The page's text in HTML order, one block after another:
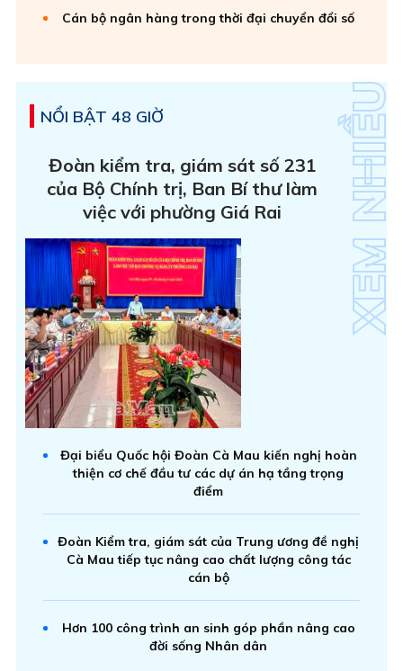
Cán bộ ngân hàng trong thời đại chuyển đổi số
NỔI BẬT 48 GIỜ
Đoàn kiểm tra, giám sát số 231
của Bộ Chính trị, Ban Bí thư làm
việc với phường Giá Rai
Đại biểu Quốc hội Đoàn Cà Mau kiến nghị hoàn
thiện cơ chế đầu tư các dự án hạ tầng trọng
điểm
Đoàn Kiểm tra, giám sát của Trung ương đề nghị
Cà Mau tiếp tục nâng cao chất lượng công tác
cán bộ
Hơn 100 công trình an sinh góp phần nâng cao
đời sống Nhân dân